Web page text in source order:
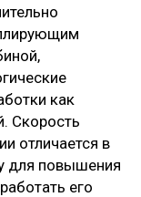
как
Скорость
отличается в
для повышения
его